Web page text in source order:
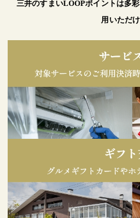
三井のすまいLOOPポイントは多
用いただけ